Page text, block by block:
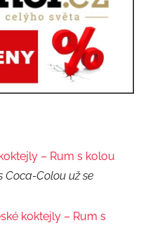
– Rum s kolou
Coca-Colou už se
koktejly – Rum s